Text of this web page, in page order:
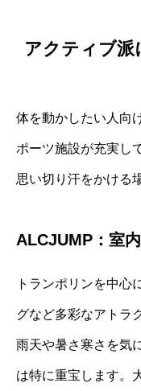
アクティブ派
体を動かしたい人向
ポーツ施設が充実し
思い切り汗をかける
ALCJUMP：室
トランポリンを中心
グなど多彩なアトラ
雨天や暑さ寒さを気
は特に重宝します。